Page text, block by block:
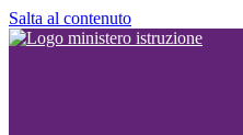
Salta al contenuto